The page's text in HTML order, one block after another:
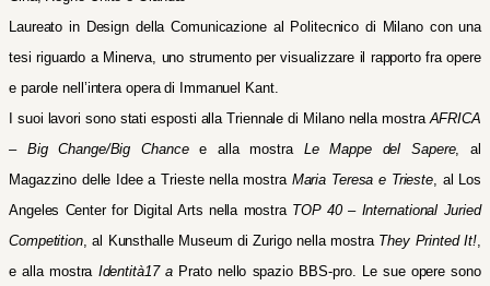
Laureato in Design della Comunicazione al Politecnico di Milano con una
tesi riguardo a Minerva, uno strumento per visualizzare il rapporto fra opere
e parole nell’intera opera di Immanuel Kant.
I suoi lavori sono stati esposti alla Triennale di Milano nella mostra AFRICA
– Big Change/Big Chancee alla mostraLe Mappe del Sapere, al
Magazzino delle Idee a Trieste nella mostra Maria Teresa e Trieste , al Los
Angeles Center for Digital Arts nella mostra TOP 40 – International Juried
Competition, al Kunsthalle Museum di Zurigo nella mostra They Printed It!
e alla mostra Identità17 aPrato nello spazio BBS-pro. Le sue opere sono